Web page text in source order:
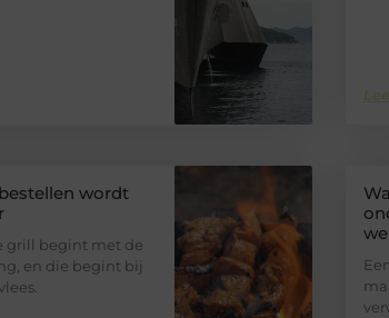
wordt
grill begint met de
en die begint bij